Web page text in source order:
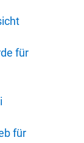
für
für